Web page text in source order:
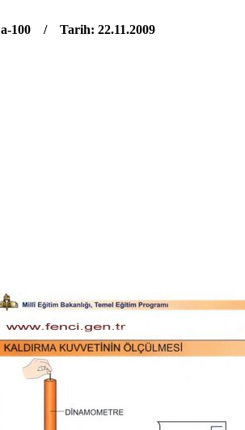
a-100 / Tarih: 22.11.2009